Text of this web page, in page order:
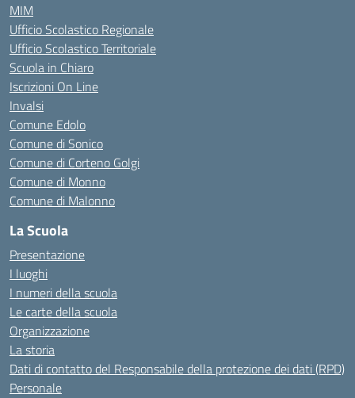
MIM
Ufficio Scolastico Regionale
Ufficio Scolastico Territoriale
Scuola in Chiaro
Iscrizioni On Line
Invalsi
Comune Edolo
Comune di Sonico
Comune di Corteno Golgi
Comune di Monno
Comune di Malonno
La Scuola
Presentazione
I luoghi
I numeri della scuola
Le carte della scuola
Organizzazione
La storia
Dati di contatto del Responsabile della protezione dei dati (RPD)
Personale